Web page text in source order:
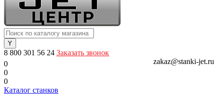
8 800 301 56 24 Заказать звонок
zakaz@stanki-jet.ru
0
0
0
Каталог станков